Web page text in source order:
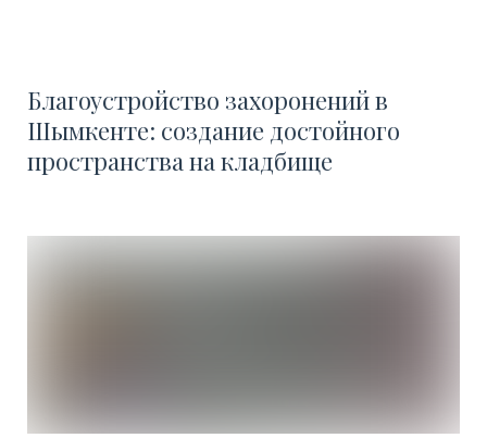
Благоустройство захоронений в
Шымкенте: создание достойного
пространства на кладбище